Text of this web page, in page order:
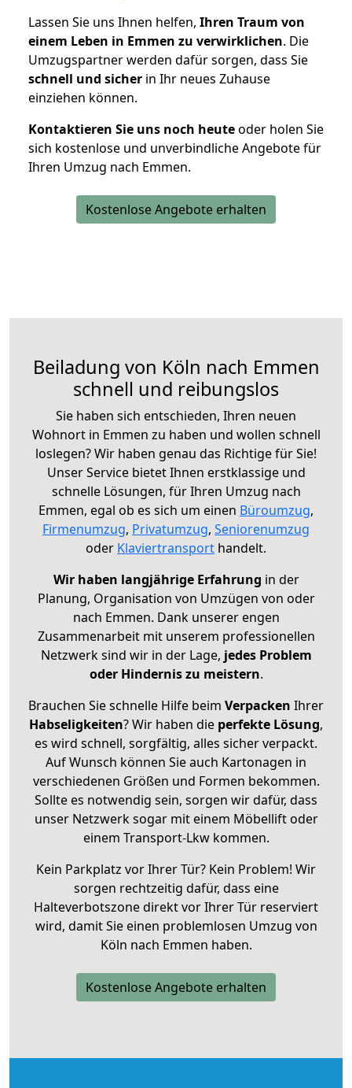
Lassen Sie uns Ihnen helfen, Ihren Traum von
einem Leben in Emmen zu verwirklichen. Die
Umzugspartner werden dafür sorgen, dass Sie
schnell und sicher in Ihr neues Zuhause
einziehen können.
Kontaktieren Sie uns noch heuteoder holen Sie
sich kostenlose und unverbindliche Angebote für
Ihren Umzug nach Emmen.
Kostenlose Angebote erhalten
Beiladung von Köln nach Emmen
schnell und reibungslos
Sie haben sich entschieden, Ihren neuen
Wohnort in Emmen zu haben und wollen schnell
loslegen? Wir haben genau das Richtige für Sie!
Unser Service bietet Ihnen erstklassige und
schnelle Lösungen, für Ihren Umzug nach
Emmen, egal ob es sich um einen Büroumzug,
Firmenumzug, Privatumzug, Seniorenumzug
oder Klaviertransport handelt.
Wir haben langjährige Erfahrung in der
Planung, Organisation von Umzügen von oder
nach Emmen. Dank unserer engen
Zusammenarbeit mit unserem professionellen
Netzwerk sind wir in der Lage, jedes Problem
oder Hindernis zu meistern.
Brauchen Sie schnelle Hilfe beim Verpacken Ihrer
Habseligkeiten? Wir haben die perfekte Lösung,
es wird schnell, sorgfältig, alles sicher verpackt.
Auf Wunsch können Sie auch Kartonagen in
verschiedenen Größen und Formen bekommen.
Sollte es notwendig sein, sorgen wir dafür, dass
unser Netzwerk sogar mit einem Möbellift oder
einem Transport-Lkw kommen.
Kein Parkplatz vor Ihrer Tür? Kein Problem! Wir
sorgen rechtzeitig dafür, dass eine
Halteverbotszone direkt vor Ihrer Tür reserviert
wird, damit Sie einen problemlosen Umzug von
Köln nach Emmen haben.
Kostenlose Angebote erhalten